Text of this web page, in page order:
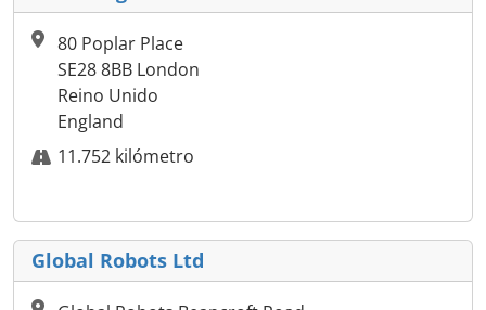
80 Poplar Place
SE28 8BB London
Reino Unido
England
11.752 kilómetro
Global Robots Ltd